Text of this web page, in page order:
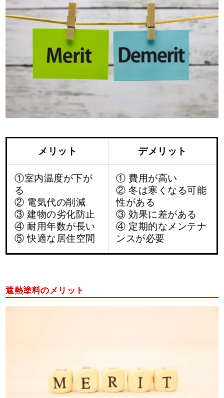
メリット デメリット
①室内温度が下が
る
② 電気代の削減
③建物の劣化防止
④ 耐用年数が長い
⑤快適な居住空間
① 費用が高い
② 冬は寒くなる可能
性がある
③ 効果に差がある
④ 定期的なメンテナ
ンスが必要
遮熱塗料のメリット